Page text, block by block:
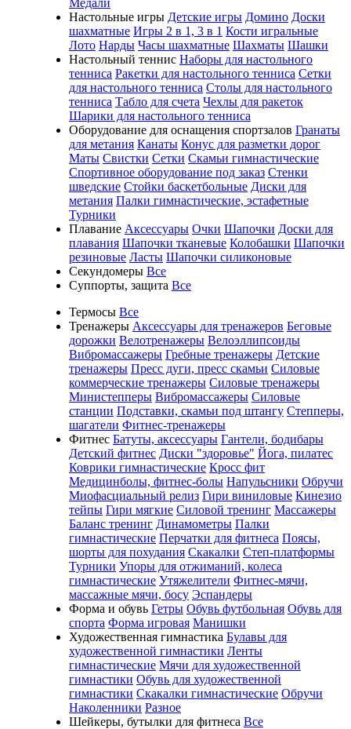
Медали
Настольные игры Детские игры Домино Доски
шахматные Игры 2 в 1, 3 в 1 Кости игральные
Лото Нарды Часы шахматные Шахматы Шашки
Настольный теннис Наборы для настольного
тенниса Ракетки для настольного тенниса Сетки
для настольного тенниса Столы для настольного
тенниса Табло для счета Чехлы для ракеток
Шарики для настольного тенниса
Оборудование для оснащения спортзалов Гранаты
для метания Канаты Конус для разметки дорог
Маты Свистки Сетки Скамьи гимнастические
Спортивное оборудование под заказ Стенки
шведские Стойки баскетбольные Диски для
метания Палки гимнастические, эстафетные
Турники
Плавание Аксессуары Очки Шапочки Доски для
плавания Шапочки тканевые Колобашки Шапочки
резиновые Ласты Шапочки силиконовые
Секундомеры Все
Суппорты, защита Все
Термосы Все
Тренажеры Аксессуары для тренажеров Беговые
дорожки Велотренажеры Велоэллипсоиды
Вибромассажеры Гребные тренажеры Детские
тренажеры Пресс дуги, пресс скамьи Силовые
коммерческие тренажеры Силовые тренажеры
Министепперы Вибромассажеры Силовые
станции Подставки, скамьи под штангу Степперы,
шагатели Фитнес-тренажеры
Фитнес Батуты, аксессуары Гантели, бодибары
Детский фитнес Диски "здоровье" Йога, пилатес
Коврики гимнастические Кросс фит
Медицинболы, фитнес-болы Напульсники Обручи
Миофасциальный релиз Гири виниловые Кинезио
тейпы Гири мягкие Силовой тренинг Массажеры
Баланс тренинг Динамометры Палки
гимнастические Перчатки для фитнеса Поясы,
шорты для похудания Скакалки Степ-платформы
Турники Упоры для отжиманий, колеса
гимнастические Утяжелители Фитнес-мячи,
массажные мячи, босу Эспандеры
Форма и обувь Гетры Обувь футбольная Обувь для
спорта Форма игровая Манишки
Художественная гимнастика Булавы для
художественной гимнастики Ленты
гимнастические Мячи для художественной
гимнастики Обувь для художественной
гимнастики Скакалки гимнастические Обручи
Наколенники Разное
Шейкеры, бутылки для фитнеса Все